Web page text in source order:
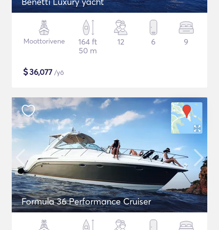
Moottorivene
164 ft
50 m
12 6 9
$36,077 /yö
Formula 36 Performance Cruiser